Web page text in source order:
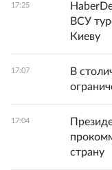
17:25
ВСУ
Киеву
17:07
В
17:04
страну